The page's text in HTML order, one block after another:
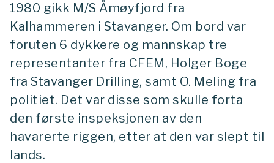
1980 gikk M/S Åmøyfjord fra
Kalhammeren i Stavanger. Om bord var
foruten 6 dykkere og mannskap tre
representanter fra CFEM, Holger Boge
fra Stavanger Drilling, samt O. Meling fra
politiet. Det var disse som skulle forta
den første inspeksjonen av den
havarerte riggen, etter at den var slept til
lands.